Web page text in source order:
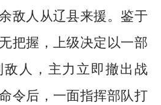
人从辽县来援。鉴于
把握，上级决定以一部
人，主力立即撤出战
令后，一面指挥部队打